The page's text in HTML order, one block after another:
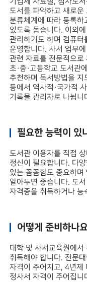
도서를 파악하고 새로운
분류체계에 따라 등록하
있도록 돕습니다. 이외
관리하기도 하며 컴퓨터
운영합니다. 사서 업무
관련 자료를 전문적으로
초·중·고등학교 도서관
추천하며 독서방법을 지
등에서 역사적·국가적
기록물 관리자로 나뉩니
필요한 능력이 있
도서관 이용자를 직접
정신이 필요합니다. 다
있는 꼼꼼함도 중요하
알아두면 좋습니다. 도
자격증을 취득하거나 능
어떻게 준비하나
대학 및 사서교육원에
취득해야 합니다. 전문
자격이 주어지고, 4년제
정사서 자격이 주어집니